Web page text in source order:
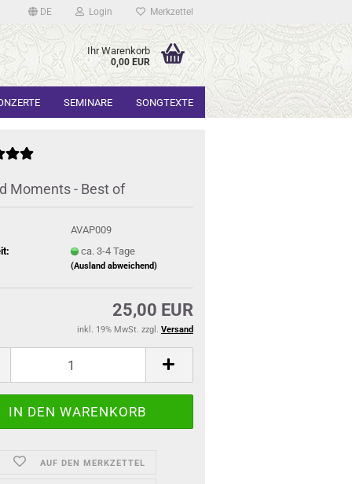
DE Login Merkzettel
Ihr Warenkorb
0,00 EUR
SEMINARE SONGTEXTE
Moments - Best of
AVAP009
ca. 3-4 Tage
(Ausland abweichend)
25,00 EUR
inkl. 19% MwSt. zzgl. Versand
AUF DEN MERKZETTEL